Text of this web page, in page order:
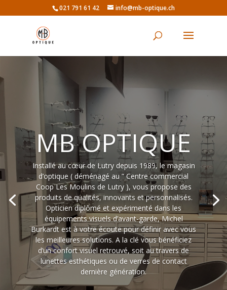
021 791 61 42 info@mb-optique.ch
MB OPTIQUE
Installé au cœur de Lutry depuis 1989, le magasin
d’optique ( déménagé au ” Centre commercial
Coop Les Moulins de Lutry ), vous propose des
produits de qualités, innovants et personnalisés.
Opticien diplômé et expérimenté dans les
équipements visuels d’avant-garde, Michel
Burkardt est à votre écoute pour définir avec vous
les meilleures solutions. A la clé vous bénéficiez
d’un confort visuel retrouvé, soit au travers de
lunettes esthétiques ou de verres de contact
dernière génération.